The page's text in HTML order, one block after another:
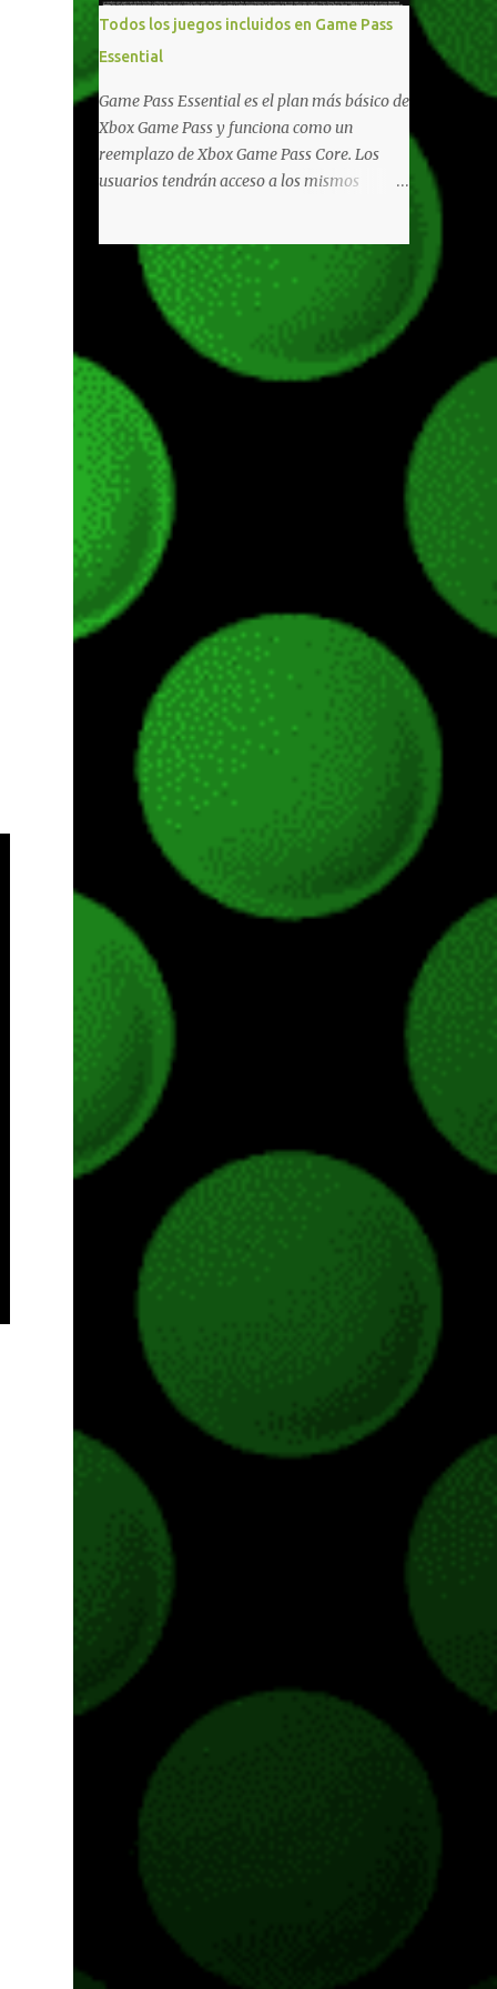
libertad de juego. Uno de los aspectos más
importantes de Last Rites es la gran
cantidad de opciones de personalización
incorporadas. Ahora es posible ocultar más
elementos de la interfaz, incluyendo las
trayectorias de lanzamiento de granadas y
el resaltado de objetos interactivos, además
También se añaden los llamados
"Parámetros Ghost" , que permiten activar
la recarga táctica, limitar el número de
Todos los juegos incluidos en Game Pass
Essential
Game Pass Essential es el plan más básico de
Xbox Game Pass y funciona como un
reemplazo de Xbox Game Pass Core. Los
usuarios tendrán acceso a los mismos
adicionales que fueron anunciados
recientemente. Essential incluirá como
novedades una serie de ventajas para
diferentes juegos free to play que están en
Xbox y PC, que van desde skins, desbloqueo
de personajes, paquetes de armas hasta
emotes, monedas virtuales y más para
diferentes títulos. Todas estas ventajas se
pueden reclamar desde la sección de Game
Pass o en tu aplicación de Xbox yendo
directamente a la pestaña de Game Pass.
Essential también ahora sumará el acceso a
la Nube de Xbox, el cual nos permitite jugar
una pequeña porción de los juegos de la
suscripción mediante xCloud y más de 600
juegos compatibles si es que los compramos
previamente (con más títulos en camino a
ser compatibles con la función Transmite tu
Propios Juegos). Pueden leer más...